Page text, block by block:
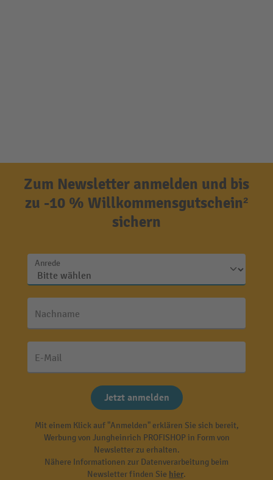
Zum Newsletter anmelden und bis
zu -10 % Willkommensgutschein²
sichern
Anrede
Nachname
E-Mail
Jetzt anmelden
Mit einem Klick auf "Anmelden" erklären Sie sich bereit,
Werbung von Jungheinrich PROFISHOP in Form von
Newsletter zu erhalten.
Nähere Informationen zur Datenverarbeitung beim
Newsletter finden Sie hier.